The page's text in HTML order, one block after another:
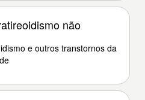
não
e outros transtornos da